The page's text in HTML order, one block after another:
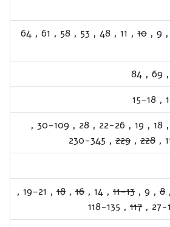
,
9
,
10
,
11
,
48
,
53
,
58
,
61
,
64
,
69
,
84
,
15-18
,
18
,
19
,
22-26
,
28
,
30-109
,
,
228
,
229
,
230-345
,
8
,
9
,
11-13
,
14
,
16
,
18
,
19-21
,
27-
,
117
,
118-135